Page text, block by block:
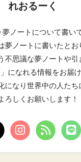
れおるーく
ノートについて書い
夢ノートに書いたとお
思議な夢ノートや引
になれる情報をお届
になり世界中の人たち
ろしくお願いします！